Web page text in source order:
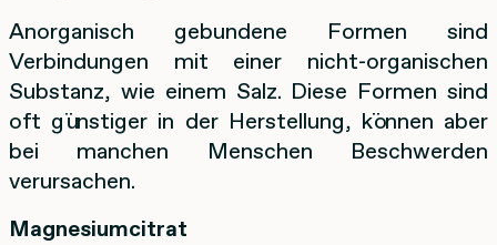
Anorganisch gebundene Formen sind
Verbindungen mit einer nicht-organischen
Substanz, wie einem Salz. Diese Formen sind
oft günstiger in der Herstellung, können aber
bei manchen Menschen Beschwerden
verursachen.
Magnesiumcitrat